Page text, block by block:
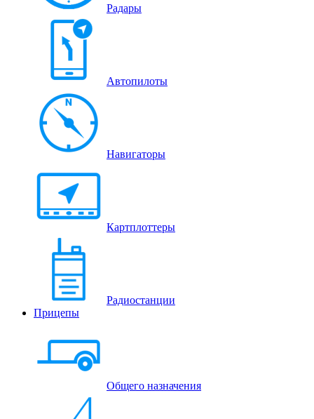
Радары
Автопилоты
Навигаторы
Картплоттеры
Радиостанции
Прицепы
Общего назначения